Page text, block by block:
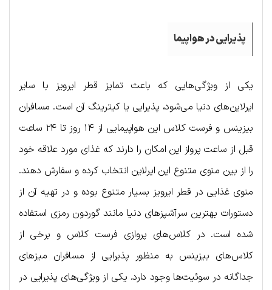
پذیرایی در هواپیما
یکی از ویژگی‌هایی که باعث تمایز قطر ایرویز با سایر
ایرلاین‌های دنیا می‌شود، پذیرایی یا کیترینگ آن است. مسافران
بیزینس و فرست کلاس این هواپیمایی از ۱۴ روز تا ۲۴ ساعت
قبل از ساعت پرواز این امکان را دارند که غذای مورد علاقه خود
را از بین منوی متنوع این ایرلاین انتخاب کرده و سفارش دهند.
منوی غذایی در قطر ایرویز بسیار متنوع بوده و در تهیه آن از
دستورات بهترین سرآشپزهای دنیا مانند گوردون رمزی استفاده
شده است. در کلاس‌های پروازی فرست کلاس و برخی از
کلاس‌های بیزینس به منظور پذیرایی از مسافران میزهای
جداگانه در سوئیت‌ها وجود دارد. یکی از ویژگی‌های پذیرایی در